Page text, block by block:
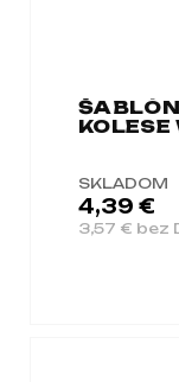
SKLADOM
3,57 € bez
4,39 €